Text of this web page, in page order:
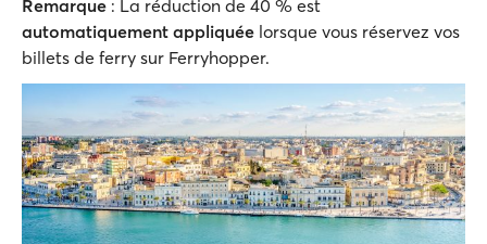
Remarque : La réduction de 40 % est
automatiquement appliquée lorsque vous réservez vos
billets de ferry sur Ferryhopper.